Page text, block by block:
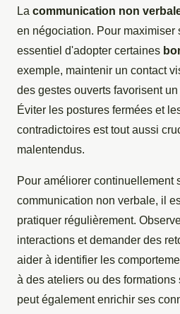
La communication non
en négociation. Pour maximiser
essentiel d'adopter certaines
exemple, maintenir un contact
des gestes ouverts favorisent
Éviter les postures fermées et
contradictoires est tout aussi
malentendus.
Pour améliorer continuellement
communication non verbale, il
pratiquer régulièrement.
interactions et demander des
aider à identifier les
à des ateliers ou des
peut également enrichir ses